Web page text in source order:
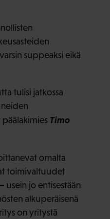
suppeaksi eikä
tulisi jatkossa
Timo
omalta
toimivaltuudet
jo entisestään
alkuperäisenä
on yritystä